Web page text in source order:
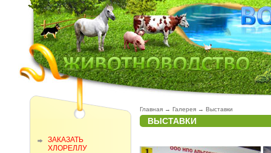
ЗАКАЗАТЬ
ХЛОРЕЛЛУ
Главная → Галерея → Выставки
ВЫСТАВКИ